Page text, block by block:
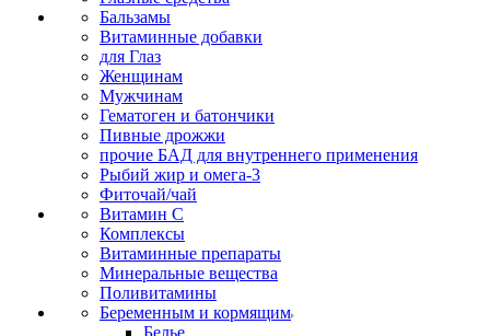
Бальзамы
Витаминные добавки
для Глаз
Женщинам
Мужчинам
Гематоген и батончики
Пивные дрожжи
прочие БАД для внутреннего применения
Рыбий жир и омега-3
Фиточай/чай
Витамин С
Комплексы
Витаминные препараты
Минеральные вещества
Поливитамины
Беременным и кормящим
Белье